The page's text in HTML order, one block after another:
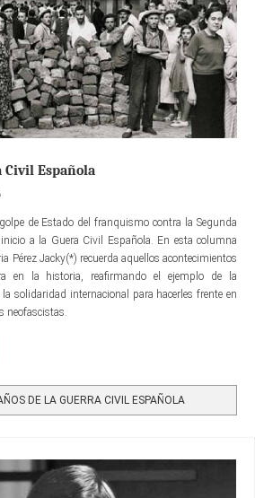
Civil Española
de Estado del franquismo contra la Segunda
a la Guera Civil Española. En esta columna
Pérez Jacky(*) recuerda aquellos acontecimientos
en la historia, reafirmando el ejemplo de la
solidaridad internacional para hacerles frente en
neofascistas.
DE LA GUERRA CIVIL ESPAÑOLA